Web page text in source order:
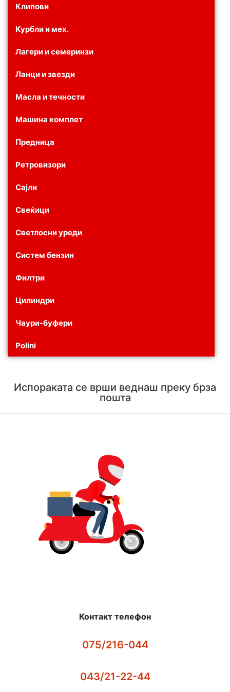
Клипови
Курбли и мех.
Лагери и семеринзи
Ланци и звезди
Масла и течности
Машина комплет
Предница
Ретровизори
Сајли
Свеќици
Светлосни уреди
Систем бензин
Филтри
Цилиндри
Чаури-буфери
Polini
Испораката се врши веднаш преку брза
пошта
Контакт телефон
075/216-044
043/21-22-44